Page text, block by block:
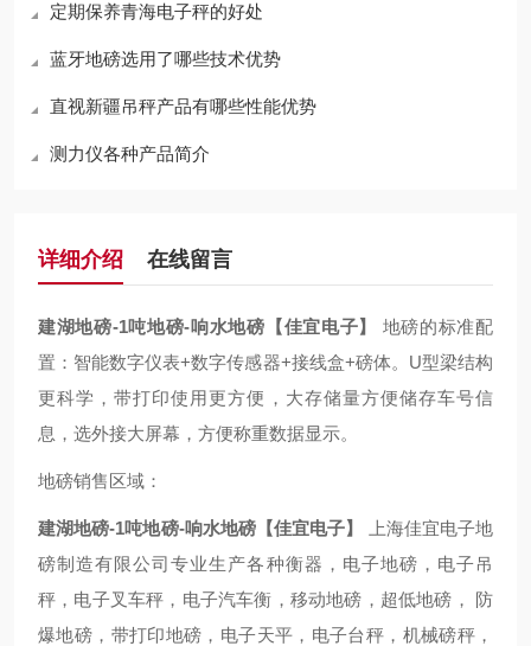
定期保养青海电子秤的好处
蓝牙地磅选用了哪些技术优势
直视新疆吊秤产品有哪些性能优势
测力仪各种产品简介
详细介绍 在线留言
建湖地磅-1吨地磅-响水地磅【佳宜电子】 地磅的标准配
置：智能数字仪表+数字传感器+接线盒+磅体。U型梁结构
更科学，带打印使用更方便，大存储量方便储存车号信
息，选外接大屏幕，方便称重数据显示。
地磅销售区域：
建湖地磅-1吨地磅-响水地磅【佳宜电子】
上海佳宜电子地
磅制造有限公司专业生产各种衡器，电子地磅，电子吊
秤，电子叉车秤，电子汽车衡，移动地磅，超低地磅， 防
爆地磅，带打印地磅，电子天平，电子台秤，机械磅秤，